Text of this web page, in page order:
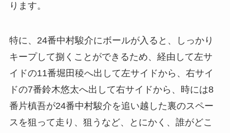
ります。
特に、24番中村駿介にボールが入ると、しっかり
キープして捌くことができるため、経由して左サ
イドの11番堀田稜へ出して左サイドから、右サイ
ドの7番鈴木悠太へ出して右サイドから、時には8
番片槙吾が24番中村駿介を追い越した裏のスペー
スを狙って走り、狙うなど、とにかく、誰がどこ